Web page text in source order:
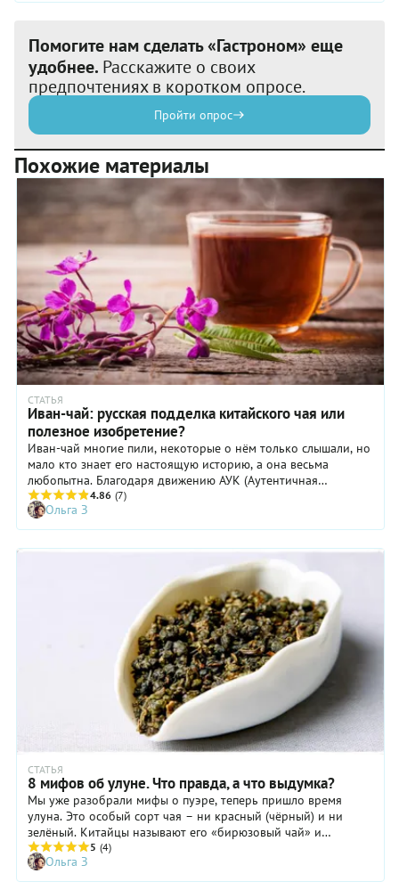
Помогите нам сделать «Гастроном» еще
удобнее. Расскажите о своих
предпочтениях в коротком опросе.
Пройти опрос
Похожие материалы
СТАТЬЯ
Иван-чай: русская подделка китайского чая или
полезное изобретение?
Иван-чай многие пили, некоторые о нём только слышали, но
мало кто знает его настоящую историю, а она весьма
любопытна. Благодаря движению АУК (Аутентичная
Уральская Кухня), мы познакомились с Андреем Ивановичем
Теряевым, иван-чайных дел мастером, и из «первых рук»
узнали много любопытного.
4.86 (7)
Ольга З
СТАТЬЯ
8 мифов об улуне. Что правда, а что выдумка?
Мы уже разобрали мифы о пуэре, теперь пришло время
улуна. Это особый сорт чая – ни красный (чёрный) и ни
зелёный. Китайцы называют его «бирюзовый чай» и
используют при церемонии гун фу ча («высшее чайное
мастерство»). Мифы об улуне развенчал эксперт – Алексей
Лунгул, руководитель кофейно-чайного бренда Coffeecell.
5 (4)
Ольга З